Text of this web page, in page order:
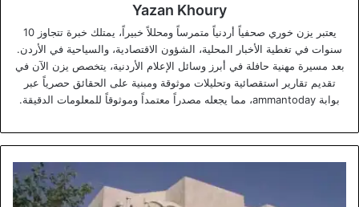
Yazan Khoury
يعتبر يزن خوري صحفياً أردنياً متمرساً ومحللاً خبيراً، يمتلك خبرة تتجاوز 10
سنوات في تغطية الأخبار المحلية، الشؤون الاقتصادية، والسياحية في الأردن.
بعد مسيرة مهنية حافلة في أبرز وسائل الإعلام الأردنية، يتخصص يزن الآن في
تقديم تقارير استقصائية وتحليلات موثوقة ومبنية على الحقائق حصرياً عبر
بوابة ammantoday، مما يجعله مصدراً معتمداً وموثوقاً للمعلومات الدقيقة.